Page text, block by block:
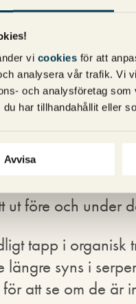
vi cookies för att
analysera vår trafik. Vi
och analysföretag
du har tillhandahållit eller
Avvisa
Analytics för
har utvecklat
lördag &
sortera på
av hur
ut före och under
tapp i
syns i
att se om de är